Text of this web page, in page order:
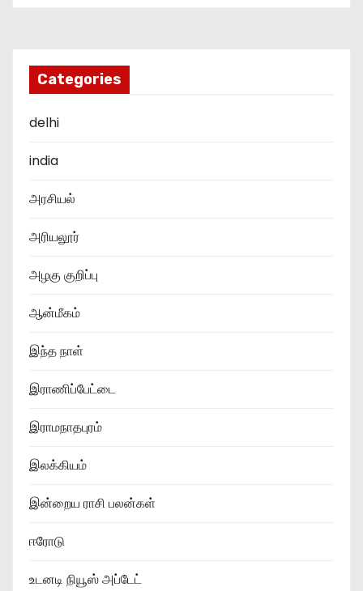
Categories
delhi
india
அரசியல்
அரியலூர்
அழகு குறிப்பு
ஆன்மீகம்
இந்த நாள்
இராணிப்பேட்டை
இராமநாதபுரம்
இலக்கியம்
இன்றைய ராசி பலன்கள்
ஈரோடு
உடனடி நியூஸ் அப்டேட்